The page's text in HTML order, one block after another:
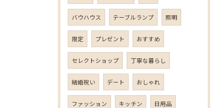
バウハウス テーブルランプ 照明
限定 プレゼント おすすめ
セレクトショップ 丁寧な暮らし
結婚祝い デート おしゃれ
ファッション キッチン 日用品